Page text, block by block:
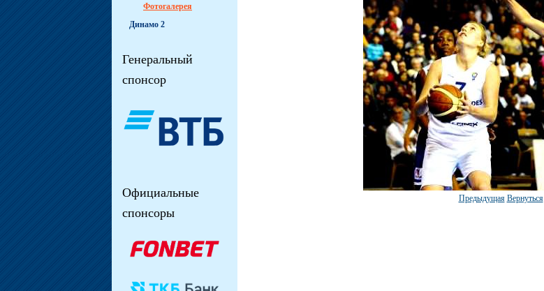
Предыдущая Вернуться
Фотогалерея
Динамо 2
Генеральный
спонсор
Официальные
спонсоры